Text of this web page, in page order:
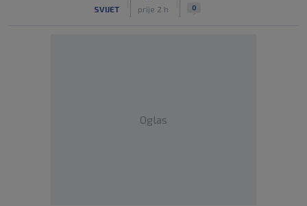
SVIJET prije 2 h 0
Oglas